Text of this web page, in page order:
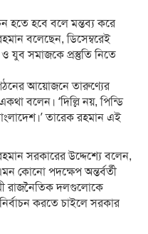
হতে হবে বলে মন্তব্য করে
বলেছেন, ডিসেম্বরেই
ও যুব সমাজকে প্রস্তুতি নিতে
আয়োজনে তারুণ্যের
বলেন। ‘দিল্লি নয়, পিন্ডি
তারেক রহমান এই
সরকারের উদ্দেশ্যে বলেন,
কোনো পদক্ষেপ অন্তর্বর্তী
রাজনৈতিক দলগুলোকে
করতে চাইলে সরকার